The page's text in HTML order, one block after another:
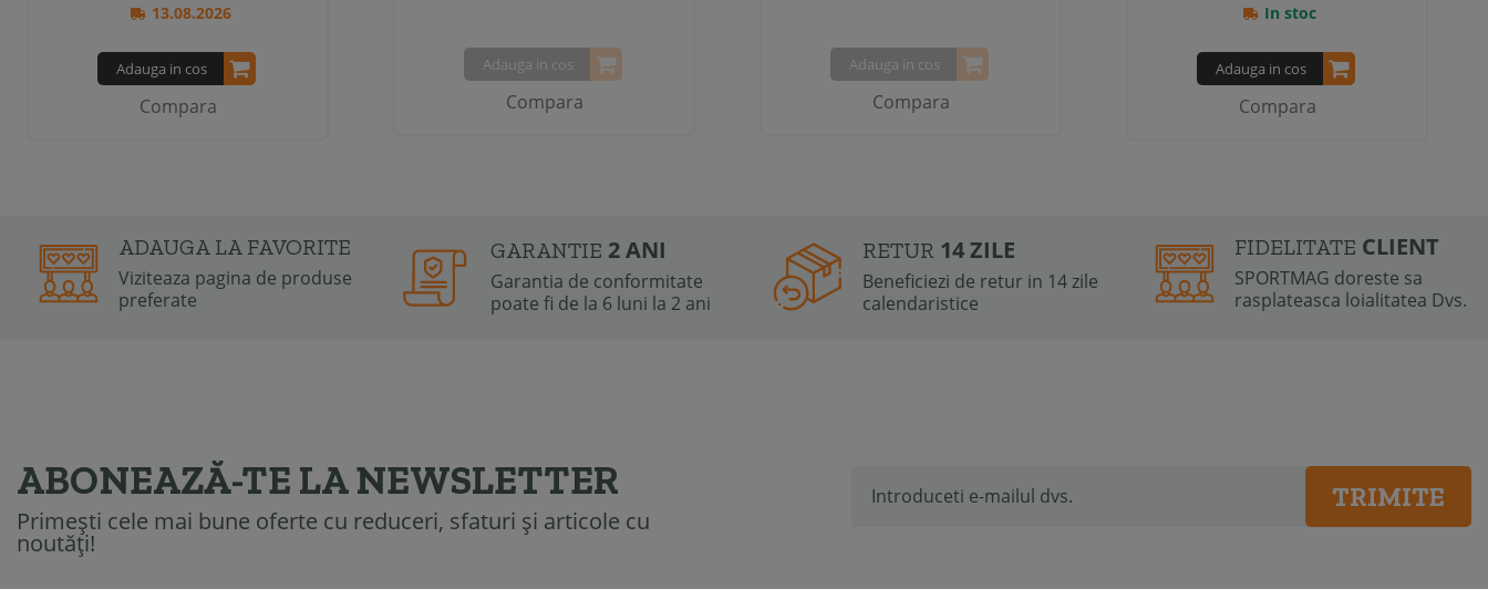
13.08.2026
Adauga in cos
Compara
Adauga in cos
Compara
Adauga in cos
Compara
In stoc
Adauga in cos
Compara
ADAUGA LA FAVORITE
Viziteaza pagina de produse
preferate
GARANTIE 2 ANI
Garantia de conformitate
poate fi de la 6 luni la 2 ani
RETUR 14 ZILE
Beneficiezi de retur in 14 zile
calendaristice
FIDELITATE CLIENT
SPORTMAG doreste sa
rasplateasca loialitatea Dvs.
ABONEAZĂ-TE LA NEWSLETTER
Primești cele mai bune oferte cu reduceri, sfaturi și articole cu
noutăți!
TRIMITE